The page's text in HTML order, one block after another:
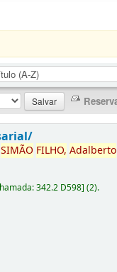
SIMÃO FILHO, Adalberto
342.2 D598](2).